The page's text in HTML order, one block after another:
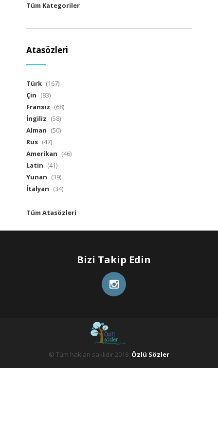
Tüm Kategoriler
Atasözleri
Türk (167)
Çin (83)
Fransız (68)
İngiliz (58)
Alman (50)
Rus (47)
Amerikan (46)
Latin (41)
Yunan (39)
İtalyan (34)
Tüm Atasözleri
Bizi Takip Edin
© Tüm hakları saklıdır 2018 Özlü Sözler